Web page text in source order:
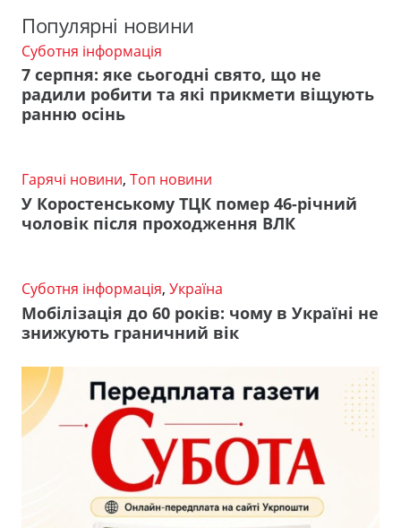
Популярні новини
Суботня інформація
7 серпня: яке сьогодні свято, що не
радили робити та які прикмети віщують
ранню осінь
Гарячі новини, Топ новини
У Коростенському ТЦК помер 46-річний
чоловік після проходження ВЛК
Суботня інформація, Україна
Мобілізація до 60 років: чому в Україні не
знижують граничний вік